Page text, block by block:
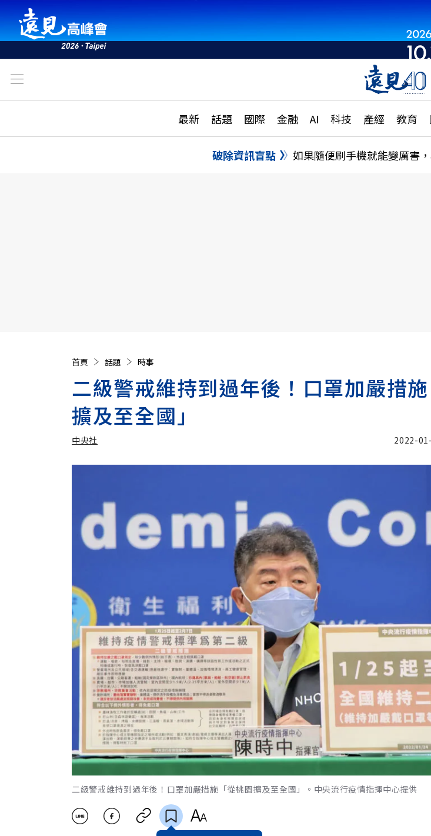
最新 話題 國際 金融 AI 科技 產經 教育
活動
話題
國際
特輯
大學升學、
縣市施政
破除資訊盲點 如果隨便刷手機就能變厲害
首頁 話題 時事
二級警戒維持到過年後！口罩加嚴措
擴及至全國」
中央社 2022-
二級警戒維持到過年後！口罩加嚴措施「從桃園擴及至全國」。中央流行疫情指揮中心提供